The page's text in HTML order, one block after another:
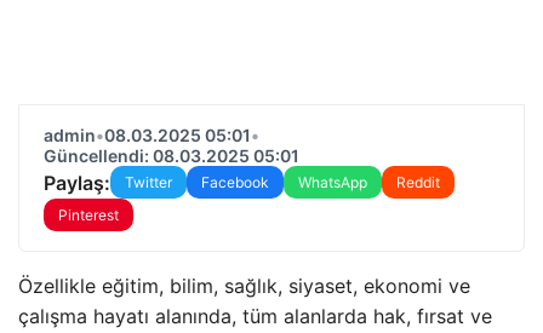
admin•08.03.2025 05:01•
Güncellendi: 08.03.2025 05:01
Paylaş: Twitter Facebook WhatsApp
Reddit
Pinterest
Özellikle eğitim, bilim, sağlık, siyaset, ekonomi ve
çalışma hayatı alanında, tüm alanlarda hak, fırsat ve